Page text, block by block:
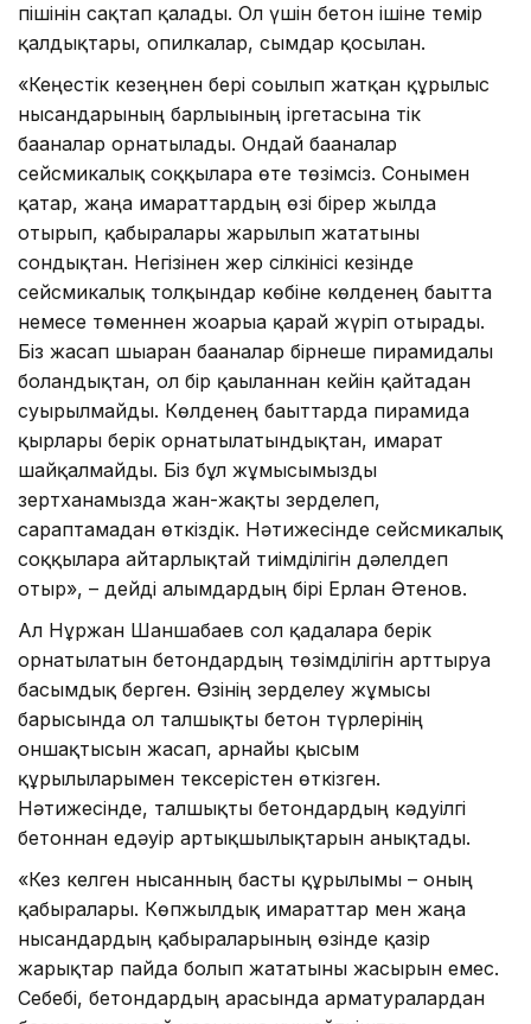
пішінін сақтап қалады. Ол үшін бетон ішіне темір
қалдықтары, опилкалар, сымдар қосылған.
«Кеңестік кезеңнен бері соғылып жатқан құрылыс
нысандарының барлығының іргетасына тік
бағаналар орнатылады. Ондай бағаналар
сейсмикалық соққыларға өте төзімсіз. Сонымен
қатар, жаңа ғимараттардың өзі бірер жылда
отырып, қабырғалары жарылып жататыны
сондықтан. Негізінен жер сілкінісі кезінде
сейсмикалық толқындар көбіне көлденең бағытта
немесе төменнен жоғарыға қарай жүріп отырады.
Біз жасап шығарған бағаналар бірнеше пирамидалы
болғандықтан, ол бір қағылғаннан кейін қайтадан
суырылмайды. Көлденең бағыттарда пирамида
қырлары берік орнатылатындықтан, ғимарат
шайқалмайды. Біз бұл жұмысымызды
зертханамызда жан-жақты зерделеп,
сараптамадан өткіздік. Нәтижесінде сейсмикалық
соққыларға айтарлықтай тиімділігін дәлелдеп
отыр», – дейді ғалымдардың бірі Ерлан Әтенов.
Ал Нұржан Шаншабаев сол қадаларға берік
орнатылатын бетондардың төзімділігін арттыруға
басымдық берген. Өзінің зерделеу жұмысы
барысында ол талшықты бетон түрлерінің
оншақтысын жасап, арнайы қысым
құрылғыларымен тексерістен өткізген.
Нәтижесінде, талшықты бетондардың кәдуілгі
бетоннан едәуір артықшылықтарын анықтады.
«Кез келген нысанның басты құрылымы – оның
қабырғалары. Көпжылдық ғимараттар мен жаңа
нысандардың қабырғаларының өзінде қазір
жарықтар пайда болып жататыны жасырын емес.
Себебі, бетондардың арасында арматуралардан